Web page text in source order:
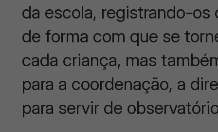
da escola, registrando-os
de forma com que se
cada criança, mas
para a coordenação, a
para servir de